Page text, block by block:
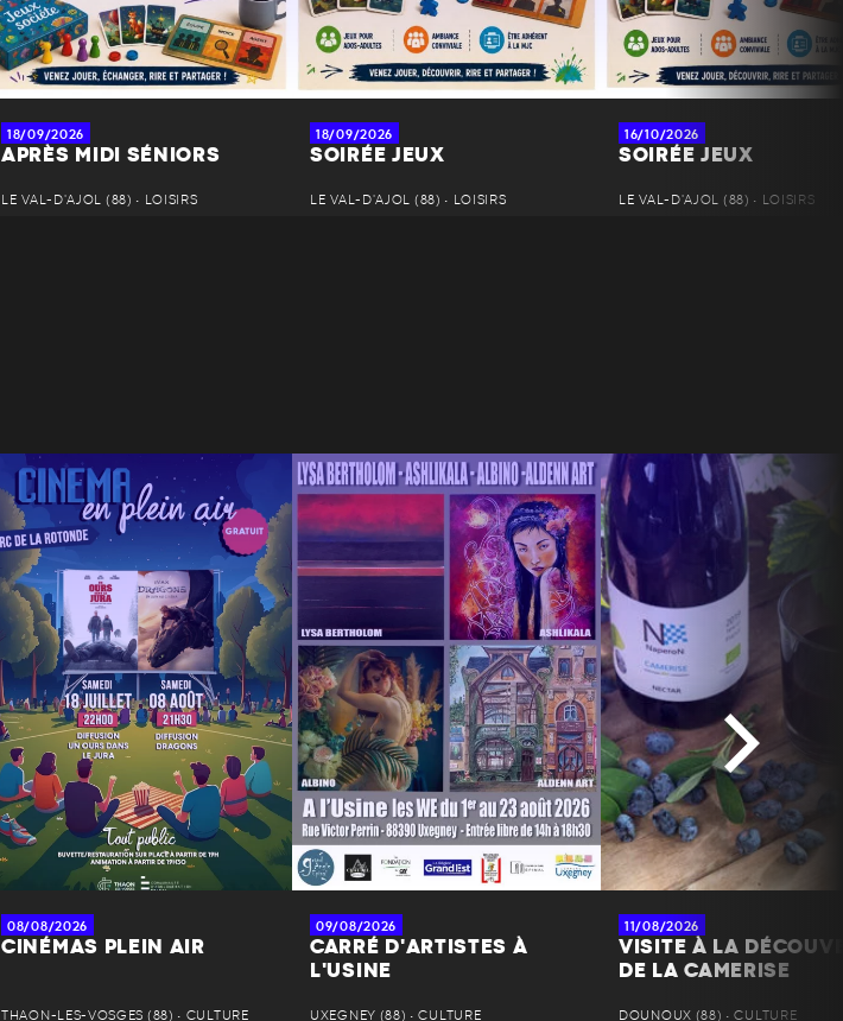
18/09/2026
APRÈS MIDI SÉNIORS
LE VAL-D'AJOL (88) • LOISIRS
18/09/2026
SOIRÉE JEUX
LE VAL-D'AJOL (88) • LOISIRS
16/10/2026
SOIRÉE JEUX
LE VAL-D'AJOL (88) • LOISIRS
08/08/2026
CINÉMAS PLEIN AIR
THAON-LES-VOSGES (88) • CULTURE
09/08/2026
CARRÉ D'ARTISTES À
L'USINE
UXEGNEY (88) • CULTURE
11/08/2026
VISITE À LA
DE LA CAMERISE
DOUNOUX (88) • CULTURE